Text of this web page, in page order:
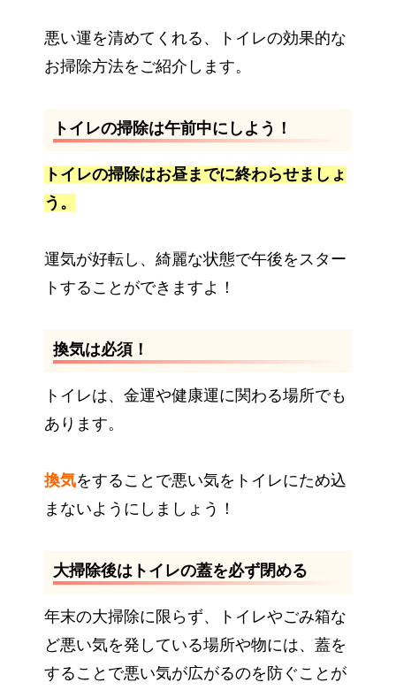
悪い運を清めてくれる、トイレの効果的な
お掃除方法をご紹介します。
トイレの掃除は午前中にしよう！
トイレの掃除はお昼までに終わらせましょ
う。
運気が好転し、綺麗な状態で午後をスター
トすることができますよ！
換気は必須！
トイレは、金運や健康運に関わる場所でも
あります。
換気をすることで悪い気をトイレにため込
まないようにしましょう！
大掃除後はトイレの蓋を必ず閉める
年末の大掃除に限らず、トイレやごみ箱な
ど悪い気を発している場所や物には、蓋を
することで悪い気が広がるのを防ぐことが